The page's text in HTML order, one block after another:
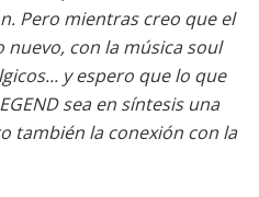
Pero mientras creo que el
con la música soul
y espero que lo que
sea en síntesis una
también la conexión con la